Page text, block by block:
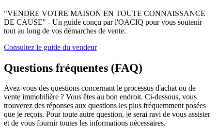
"VENDRE VOTRE MAISON EN TOUTE CONNAISSANCE
DE CAUSE" - Un guide conçu par l'OACIQ pour vous soutenir
tout au long de vos démarches de vente.
Consultez le guide du vendeur
Questions fréquentes (FAQ)
Avez-vous des questions concernant le processus d'achat ou de
vente immobilière ? Vous êtes au bon endroit. Ci-dessous, vous
trouverez des réponses aux questions les plus fréquemment posées
que je reçois. Pour toute autre question, je serai ravi de vous assister
et de vous fournir toutes les informations nécessaires.